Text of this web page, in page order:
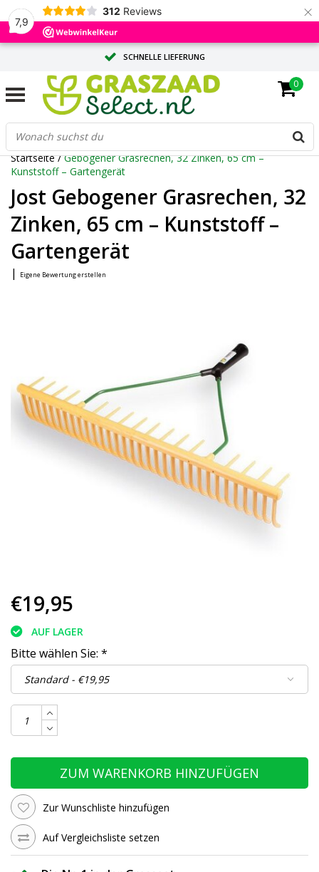
7,9
312 Reviews ×
SCHNELLE LIEFERUNG
MASSGESCHNEIDERTE BERATUNG DURCH UNSERE EXPERTEN
GROSSE MENGE? ANGEBOT ANFORDERN
0
Startseite/Gebogener Grasrechen, 32 Zinken, 65 cm –
Kunststoff – Gartengerät
Jost Gebogener Grasrechen, 32
Zinken, 65 cm – Kunststoff –
Gartengerät
| Eigene Bewertung erstellen
€19,95
AUF LAGER
Bitte wählen Sie: *
ZUM WARENKORB HINZUFÜGEN
Zur Wunschliste hinzufügen
Auf Vergleichsliste setzen